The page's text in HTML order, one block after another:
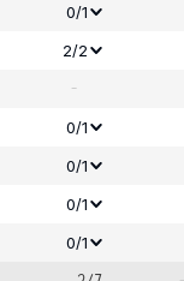
0/1
2/2
-
0/1
0/1
0/1
0/1